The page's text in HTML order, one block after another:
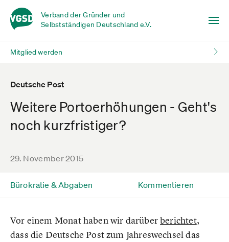
Verband der Gründer und
Selbstständigen Deutschland e.V.
Mitglied werden
Deutsche Post
Weitere Portoerhöhungen - Geht's
noch kurzfristiger?
29. November 2015
Bürokratie & Abgaben Kommentieren
Vor einem Monat haben wir darüberberichtet,
dass die Deutsche Post zum Jahreswechsel das